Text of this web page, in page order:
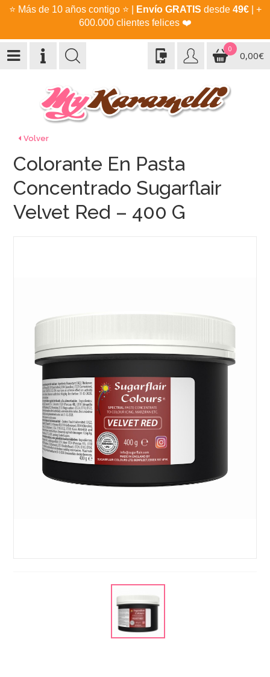
⭐ Más de 10 años contigo ⭐ Envío GRATIS desde 49€| +
600.000 clientes felices ❤️
0
0,00€
Volver
Colorante En Pasta
Concentrado Sugarflair
Velvet Red – 400 G